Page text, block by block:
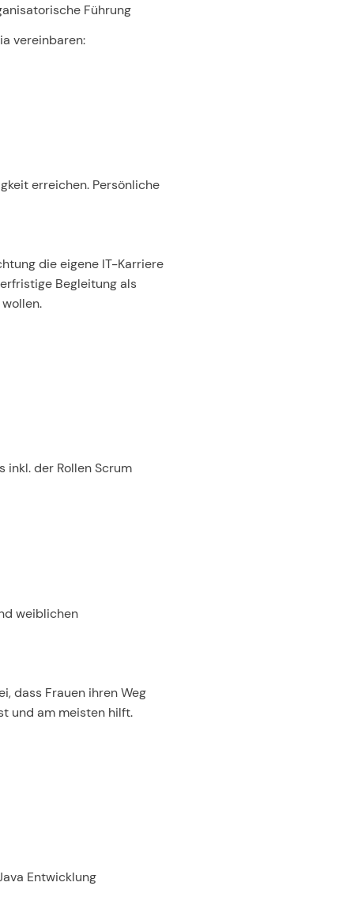
Führung
vereinbaren:
erreichen. Persönliche
die eigene IT-Karriere
Begleitung als
inkl. der Rollen Scrum
weiblichen
dass Frauen ihren Weg
und am meisten hilft.
Entwicklung